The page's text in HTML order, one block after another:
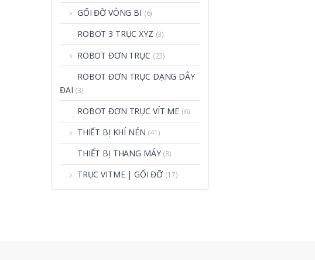
GỐI ĐỠ VÒNG BI (6)
ROBOT 3 TRỤC XYZ (3)
ROBOT ĐƠN TRỤC (23)
ROBOT ĐƠN TRỤC DẠNG DÂY
ĐAI (3)
ROBOT ĐƠN TRỤC VÍT ME (6)
THIẾT BỊ KHÍ NÉN (41)
THIẾT BỊ THANG MÁY (8)
TRỤC VITME | GỐI ĐỠ (17)